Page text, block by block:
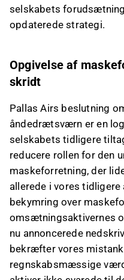
selskabets
opdaterede strategi.
Opgivelse af
skridt
Pallas Airs beslutning
åndedrætsværn er en
selskabets tidligere
reducere rollen for den
maskeforretning, der
allerede i vores
bekymring over
omsætningsaktivernes
nu annoncerede
bekræfter vores
regnskabsmæssige